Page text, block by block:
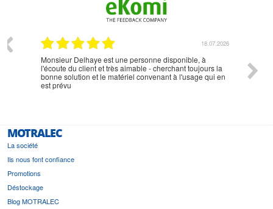
18.07.2026
Monsieur Delhaye est une personne disponible, à
l'écoute du client et très aimable - cherchant toujours la
bonne solution et le matériel convenant à l'usage qui en
est prévu
MOTRALEC
La société
Ils nous font confiance
Promotions
Déstockage
Blog MOTRALEC